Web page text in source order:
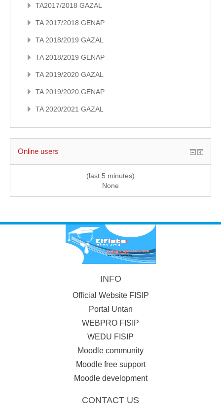
TA2017/2018 GAZAL
TA 2017/2018 GENAP
TA 2018/2019 GAZAL
TA 2018/2019 GENAP
TA 2019/2020 GAZAL
TA 2019/2020 GENAP
TA 2020/2021 GAZAL
Online users
(last 5 minutes)
None
INFO
Official Website FISIP
Portal Untan
WEBPRO FISIP
WEDU FISIP
Moodle community
Moodle free support
Moodle development
CONTACT US